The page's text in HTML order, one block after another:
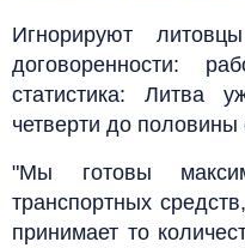
Игнорируют
договоренности:
статистика: Литва
четверти до
"Мы готовы
транспортных
принимает то